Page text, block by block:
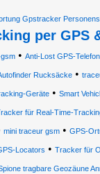
Gpstracker
per GPS
• Anti-Lost GPS-
Rucksäcke •
Geräte • Smart
für Real-Time-
mini traceur gsm• GPS-
Locators • Tracker für
tragbare Geozäune